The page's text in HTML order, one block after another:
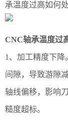
承温度过高如何处
CNC轴承温度过
1、加工精度下
间隙，导致游隙
轴线偏移，影响
糙度超标。